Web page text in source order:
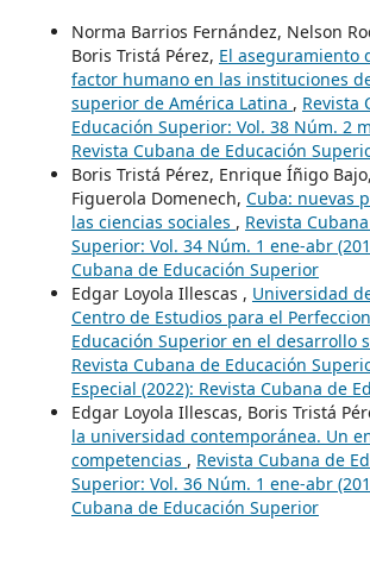
Norma Barrios Fernández, Nelson
Boris Tristá Pérez, El aseguramiento
factor humano en las instituciones
superior de América Latina , Revista
Educación Superior: Vol. 38 Núm. 2
Revista Cubana de Educación
Boris Tristá Pérez, Enrique Íñigo
Figuerola Domenech, Cuba: nuevas
las ciencias sociales , Revista
Superior: Vol. 34 Núm. 1 ene-abr
Cubana de Educación Superior
Edgar Loyola Illescas , Universidad
Centro de Estudios para el
Educación Superior en el desarrollo
Revista Cubana de Educación
Especial (2022): Revista Cubana de
Edgar Loyola Illescas, Boris Tristá
la universidad contemporánea. Un
competencias , Revista Cubana de
Superior: Vol. 36 Núm. 1 ene-abr
Cubana de Educación Superior